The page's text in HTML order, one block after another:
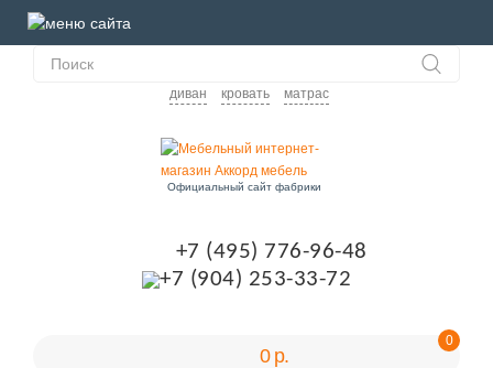
Официальный сайт фабрики
диван кровать матрас
+7 (495) 776-96-48
+7 (904) 253-33-72
0
0 р.